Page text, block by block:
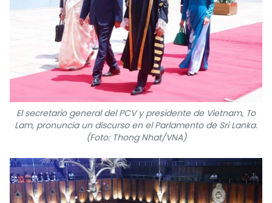
El secretario general del PCV y presidente de Vietnam, To
Lam, pronuncia un discurso en el Parlamento de Sri Lanka.
(Foto: Thong Nhat/VNA)